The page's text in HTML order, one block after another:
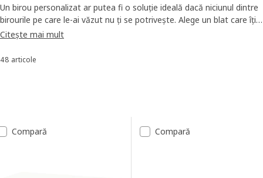
Un birou personalizat ar putea fi o soluție ideală dacă niciunul dintre
birourile pe care le-ai văzut nu ți se potrivește. Alege un blat care îți
place, apoi alege picioarele, adaugă un corp cu sertare, dacă vrei și...
Citește mai mult
Sortează și filtrează
48 articole
Lista de rezultate
Compară Compară